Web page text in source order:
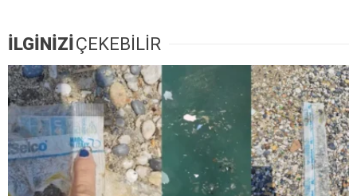
İLGİNİZİÇEKEBİLİR